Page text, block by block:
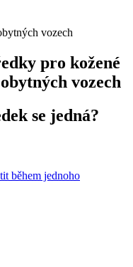
vozech
pro kožené
vozech
se jedná?
během jednoho